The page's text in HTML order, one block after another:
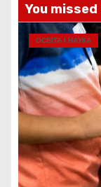
You missed
ОСВІТА І НАУКА